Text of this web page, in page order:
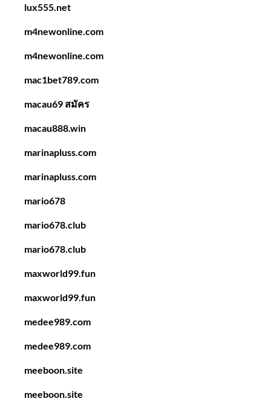
lux555.net
m4newonline.com
m4newonline.com
mac1bet789.com
macau69 สมัคร
macau888.win
marinapluss.com
marinapluss.com
mario678
mario678.club
mario678.club
maxworld99.fun
maxworld99.fun
medee989.com
medee989.com
meeboon.site
meeboon.site